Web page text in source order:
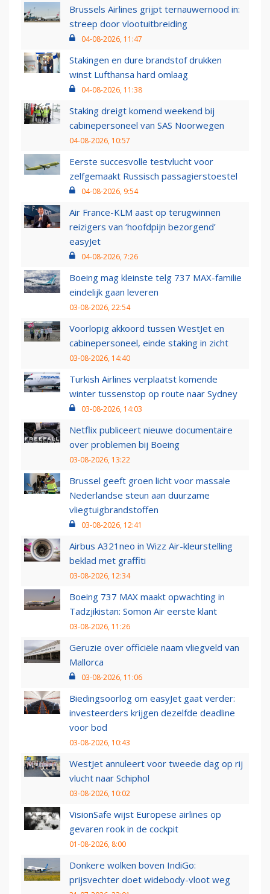
Brussels Airlines grijpt ternauwernood in:
streep door vlootuitbreiding
04-08-2026, 11:47
Stakingen en dure brandstof drukken
winst Lufthansa hard omlaag
04-08-2026, 11:38
Staking dreigt komend weekend bij
cabinepersoneel van SAS Noorwegen
04-08-2026, 10:57
Eerste succesvolle testvlucht voor
zelfgemaakt Russisch passagierstoestel
04-08-2026, 9:54
Air France-KLM aast op terugwinnen
reizigers van ‘hoofdpijn bezorgend’
easyJet
04-08-2026, 7:26
Boeing mag kleinste telg 737 MAX-familie
eindelijk gaan leveren
03-08-2026, 22:54
Voorlopig akkoord tussen WestJet en
cabinepersoneel, einde staking in zicht
03-08-2026, 14:40
Turkish Airlines verplaatst komende
winter tussenstop op route naar Sydney
03-08-2026, 14:03
Netflix publiceert nieuwe documentaire
over problemen bij Boeing
03-08-2026, 13:22
Brussel geeft groen licht voor massale
Nederlandse steun aan duurzame
vliegtuigbrandstoffen
03-08-2026, 12:41
Airbus A321neo in Wizz Air-kleurstelling
beklad met graffiti
03-08-2026, 12:34
Boeing 737 MAX maakt opwachting in
Tadzjikistan: Somon Air eerste klant
03-08-2026, 11:26
Geruzie over officiële naam vliegveld van
Mallorca
03-08-2026, 11:06
Biedingsoorlog om easyJet gaat verder:
investeerders krijgen dezelfde deadline
voor bod
03-08-2026, 10:43
WestJet annuleert voor tweede dag op rij
vlucht naar Schiphol
03-08-2026, 10:02
VisionSafe wijst Europese airlines op
gevaren rook in de cockpit
01-08-2026, 8:00
Donkere wolken boven IndiGo:
prijsvechter doet widebody-vloot weg